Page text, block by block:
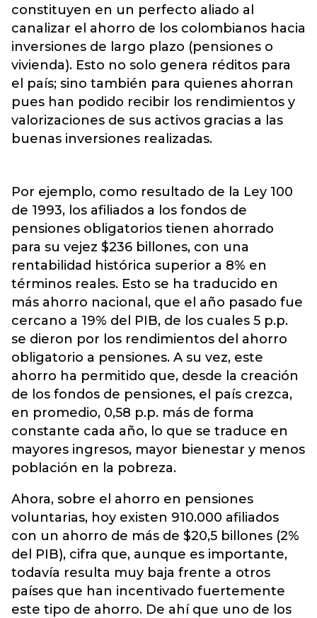
constituyen en un perfecto aliado al
canalizar el ahorro de los colombianos hacia
inversiones de largo plazo (pensiones o
vivienda). Esto no solo genera réditos para
el país; sino también para quienes ahorran
pues han podido recibir los rendimientos y
valorizaciones de sus activos gracias a las
buenas inversiones realizadas.
Por ejemplo, como resultado de la Ley 100
de 1993, los afiliados a los fondos de
pensiones obligatorios tienen ahorrado
para su vejez $236 billones, con una
rentabilidad histórica superior a 8% en
términos reales. Esto se ha traducido en
más ahorro nacional, que el año pasado fue
cercano a 19% del PIB, de los cuales 5 p.p.
se dieron por los rendimientos del ahorro
obligatorio a pensiones. A su vez, este
ahorro ha permitido que, desde la creación
de los fondos de pensiones, el país crezca,
en promedio, 0,58 p.p. más de forma
constante cada año, lo que se traduce en
mayores ingresos, mayor bienestar y menos
población en la pobreza.
Ahora, sobre el ahorro en pensiones
voluntarias, hoy existen 910.000 afiliados
con un ahorro de más de $20,5 billones (2%
del PIB), cifra que, aunque es importante,
todavía resulta muy baja frente a otros
países que han incentivado fuertemente
este tipo de ahorro. De ahí que uno de los